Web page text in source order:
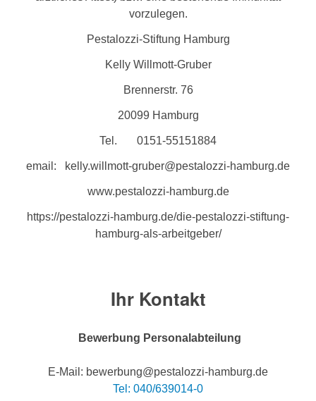
vorzulegen.
Pestalozzi-Stiftung Hamburg
Kelly Willmott-Gruber
Brennerstr. 76
20099 Hamburg
Tel. 0151-55151884
email: kelly.willmott-gruber@pestalozzi-hamburg.de
www.pestalozzi-hamburg.de
https://pestalozzi-hamburg.de/die-pestalozzi-stiftung-
hamburg-als-arbeitgeber/
Ihr Kontakt
Bewerbung Personalabteilung
E-Mail: bewerbung@pestalozzi-hamburg.de
Tel: 040/639014-0